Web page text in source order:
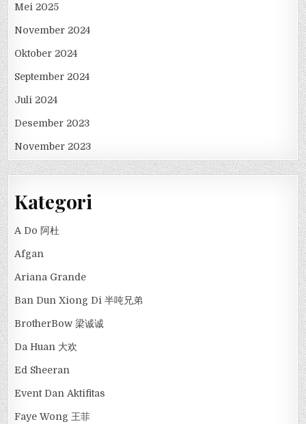
Mei 2025
November 2024
Oktober 2024
September 2024
Juli 2024
Desember 2023
November 2023
Kategori
A Do 阿杜
Afgan
Ariana Grande
Ban Dun Xiong Di 半吨兄弟
BrotherBow 梁诚诚
Da Huan 大欢
Ed Sheeran
Event Dan Aktifitas
Faye Wong 王菲